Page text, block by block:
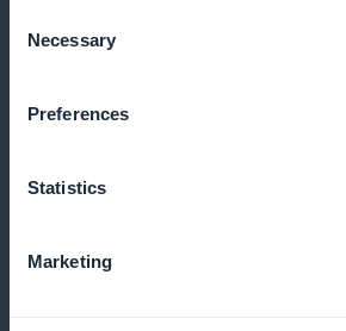
Selection
Necessary
Preferences
Statistics
Marketing
naar Spaanse lessen te luisteren